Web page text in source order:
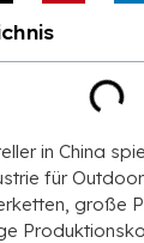
in China
für
große